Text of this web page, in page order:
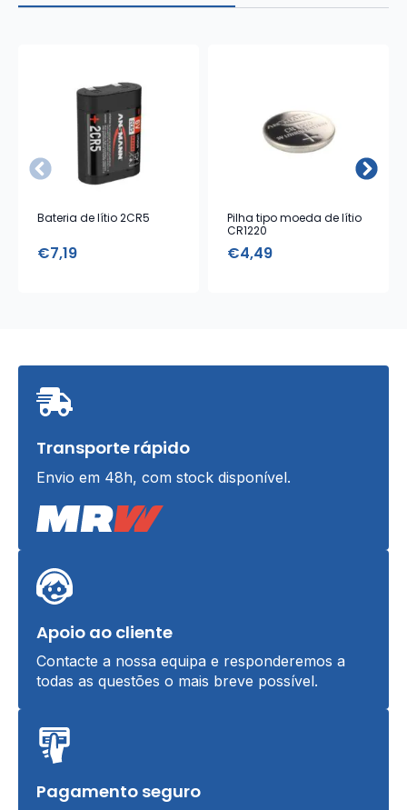
Bateria de lítio 2CR5
€7,19
Pilha tipo moeda de lítio
CR1220
€4,49
Transporte rápido
Envio em 48h, com stock disponível.
Apoio ao cliente
Contacte a nossa equipa e responderemos a
todas as questões o mais breve possível.
Pagamento seguro